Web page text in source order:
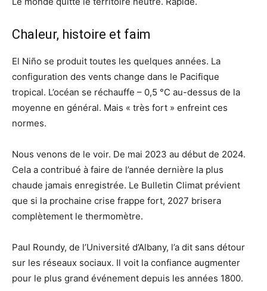
Chaleur, histoire et faim
El Niño se produit toutes les quelques années. La
configuration des vents change dans le Pacifique
tropical. L’océan se réchauffe – 0,5 °C au-dessus de la
moyenne en général. Mais « très fort » enfreint ces
normes.
Nous venons de le voir. De mai 2023 au début de 2024.
Cela a contribué à faire de l’année dernière la plus
chaude jamais enregistrée. Le Bulletin Climat prévient
que si la prochaine crise frappe fort, 2027 brisera
complètement le thermomètre.
Paul Roundy, de l’Université d’Albany, l’a dit sans détour
sur les réseaux sociaux. Il voit la confiance augmenter
pour le plus grand événement depuis les années 1800.